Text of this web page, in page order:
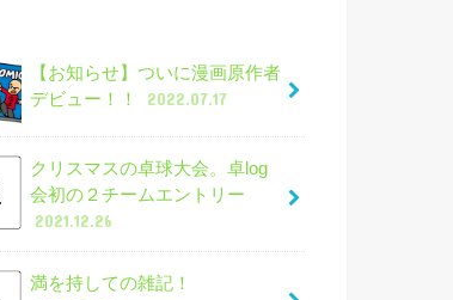
【お知らせ】ついに漫画原作者
デビュー！！
2022.07.17
クリスマスの卓球大会。卓log
会初の２チームエントリー
2021.12.26
満を持しての雑記！